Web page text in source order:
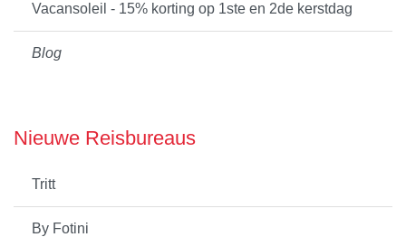
Vacansoleil - 15% korting op 1ste en 2de kerstdag
Blog
Nieuwe Reisbureaus
Tritt
By Fotini